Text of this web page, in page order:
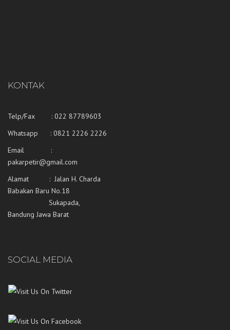
KONTAK
Telp/Fax : 022 87789603
Whatsapp : 0821 2226 2226
Email :
pakarpetir@gmail.com
Alamat : Jalan H. Charda
Babakan Baru No.18
Sukapada,
Bandung Jawa Barat
SOCIAL MEDIA